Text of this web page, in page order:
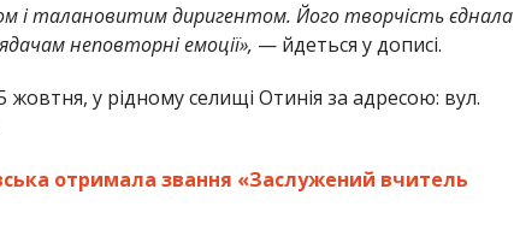
і талановитим диригентом. Його творчість єднала
неповторні емоції», — йдеться у дописі.
у рідному селищі Отинія за адресою: вул.
отримала звання «Заслужений вчитель